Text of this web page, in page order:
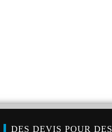
DES DEVIS POUR DES